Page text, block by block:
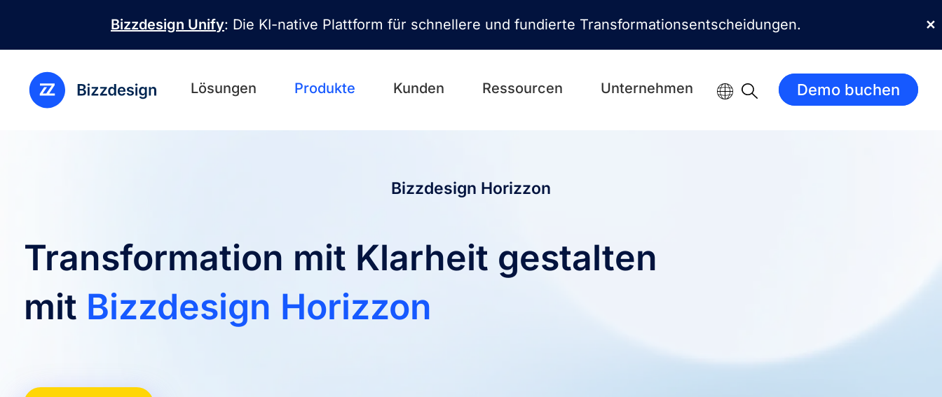
✕
Bizzdesign Unify: Die KI-native Plattform für schnellere und fundierte Transformationsentscheidungen.
Lösungen Produkte Kunden Ressourcen Unternehmen Demo buchen
Bizzdesign Horizzon
Transformation mit Klarheit gestalten
mit Bizzdesign Horizzon